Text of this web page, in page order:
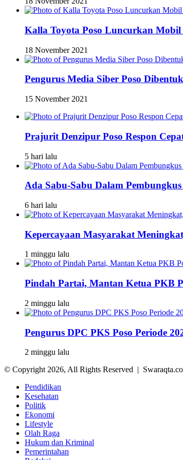
Kalla Toyota Poso Luncurkan Mobil
18 November 2021
Pengurus Media Siber Poso Dibentuk
15 November 2021
Prajurit Denzipur Poso Respon
5 hari lalu
Ada Sabu-Sabu Dalam
6 hari lalu
Kepercayaan Masyarakat
1 minggu lalu
Pindah Partai, Mantan Ketua PKB
2 minggu lalu
Pengurus DPC PKS Poso Periode
2 minggu lalu
© Copyright 2026, All Rights Reserved |
Pendidikan
Kesehatan
Politik
Ekonomi
Lifestyle
Olah Raga
Hukum dan Kriminal
Pemerintahan